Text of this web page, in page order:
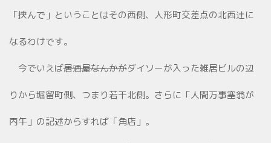
「挟んで」ということはその西側、人形町交差点の北西辻に
なるわけです。
今でいえば居酒屋なんかがダイソーが入った雑居ビルの辺
りから堀留町側、つまり若干北側。さらに「人間万事塞翁が
丙午」の記述からすれば「角店」。